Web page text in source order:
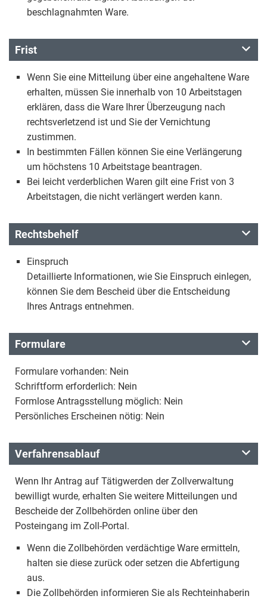
beschlagnahmten Ware.
Frist
Wenn Sie eine Mitteilung über eine angehaltene Ware
erhalten, müssen Sie innerhalb von 10 Arbeitstagen
erklären, dass die Ware Ihrer Überzeugung nach
rechtsverletzend ist und Sie der Vernichtung
zustimmen.
In bestimmten Fällen können Sie eine Verlängerung
um höchstens 10 Arbeitstage beantragen.
Bei leicht verderblichen Waren gilt eine Frist von 3
Arbeitstagen, die nicht verlängert werden kann.
Rechtsbehelf
Einspruch
Detaillierte Informationen, wie Sie Einspruch einlegen,
können Sie dem Bescheid über die Entscheidung
Ihres Antrags entnehmen.
Formulare
Formulare vorhanden: Nein
Schriftform erforderlich: Nein
Formlose Antragsstellung möglich: Nein
Persönliches Erscheinen nötig: Nein
Verfahrensablauf
Wenn Ihr Antrag auf Tätigwerden der Zollverwaltung
bewilligt wurde, erhalten Sie weitere Mitteilungen und
Bescheide der Zollbehörden online über den
Posteingang im Zoll-Portal.
Wenn die Zollbehörden verdächtige Ware ermitteln,
halten sie diese zurück oder setzen die Abfertigung
aus.
Die Zollbehörden informieren Sie als Rechteinhaberin